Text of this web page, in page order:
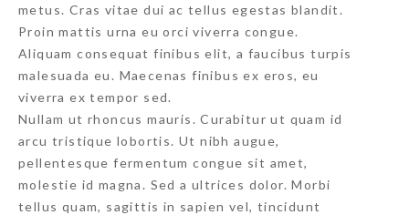
metus. Cras vitae dui ac tellus egestas blandit.
Proin mattis urna eu orci viverra congue.
Aliquam consequat finibus elit, a faucibus turpis
malesuada eu. Maecenas finibus ex eros, eu
viverra ex tempor sed.
Nullam ut rhoncus mauris. Curabitur ut quam id
arcu tristique lobortis. Ut nibh augue,
pellentesque fermentum congue sit amet,
molestie id magna. Sed a ultrices dolor. Morbi
tellus quam, sagittis in sapien vel, tincidunt